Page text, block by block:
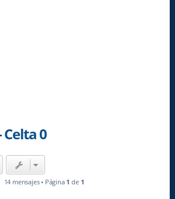
Celta 0
14 mensajes • Página 1 de 1